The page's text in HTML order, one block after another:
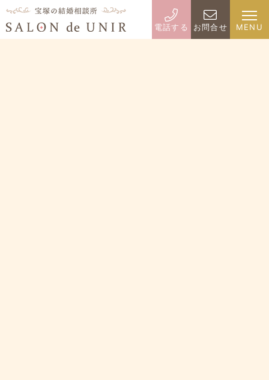
電話する お問合せ